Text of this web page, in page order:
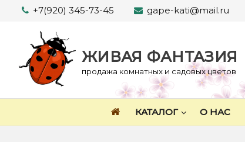
Перейти
содержимому
+7(920) 345-73-45 gape-kati@mail.ru
ЖИВАЯ ФАНТАЗИЯ
продажа комнатных и садовых цветов
КАТАЛОГ О НАС